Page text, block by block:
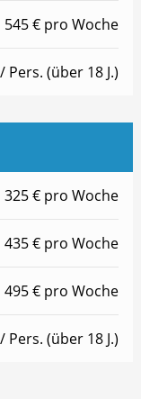
545 € pro Woche
Pers. (über 18 J.)
325 € pro Woche
435 € pro Woche
495 € pro Woche
Pers. (über 18 J.)